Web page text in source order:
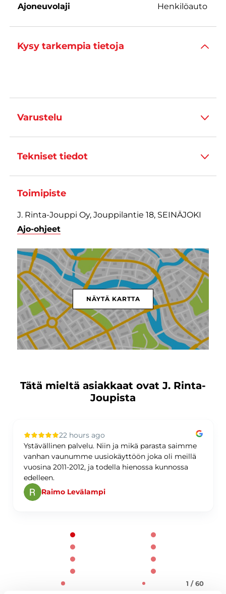
Ajoneuvolaji
Henkilöauto
Kysy tarkempia tietoja
Varustelu
Tekniset tiedot
Toimipiste
J. Rinta-Jouppi Oy, Jouppilantie 18, SEINÄJOKI
Ajo-ohjeet
NÄYTÄ KARTTA
Tätä mieltä asiakkaat ovat J. Rinta-
Joupista
22 hours ago
Ystävällinen palvelu. Niin ja mikä parasta saimme
vanhan vaunumme uusiokäyttöön joka oli meillä
vuosina 2011-2012, ja todella hienossa kunnossa
edelleen.
Raimo Levälampi
1 / 60